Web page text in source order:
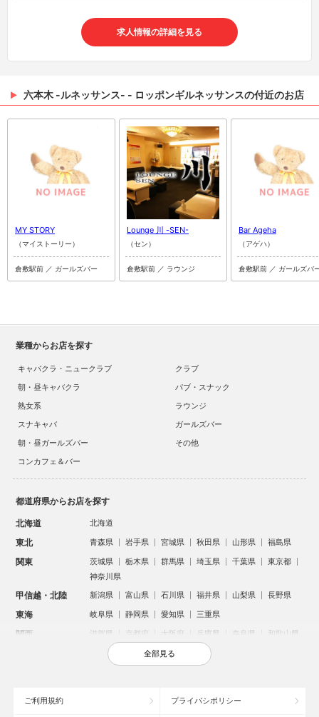
求人情報の詳細を見る
六本木 -ルネッサンス- - ロッポンギルネッサンスの付近のお店
MY STORY
（マイストーリー）
倉敷駅前 ／ ガールズバー
Lounge 川 -SEN-
（セン）
倉敷駅前 ／ ラウンジ
Bar Ageha
（アゲハ）
倉敷駅前 ／ ガールズバ
業種からお店を探す
キャバクラ・ニュークラブ
クラブ
朝・昼キャバクラ
パブ・スナック
熟女系
ラウンジ
スナキャバ
ガールズバー
朝・昼ガールズバー
その他
コンカフェ＆バー
都道府県からお店を探す
北海道 北海道
東北 青森県 岩手県 宮城県 秋田県 山形県 福島県
関東 茨城県 栃木県 群馬県 埼玉県 千葉県
東京都
神奈川県
甲信越・北陸 新潟県 富山県 石川県 福井県 山梨県 長野県
東海 岐阜県 静岡県 愛知県 三重県
関西 滋賀県 京都府 大阪府 兵庫県 奈良県 和歌山県
鳥取県 島根県 岡山県 広島県
沖縄県
全部見る
ご利用規約 プライバシポリシー